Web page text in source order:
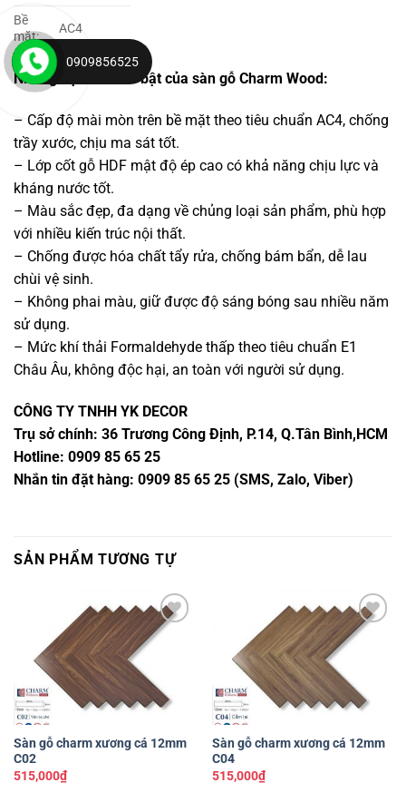
Bề
mặt:
AC4
Những đặc tính nổi bật của sàn gỗ Charm Wood:
– Cấp độ mài mòn trên bề mặt theo tiêu chuẩn AC4, chống
trầy xước, chịu ma sát tốt.
– Lớp cốt gỗ HDF mật độ ép cao có khả năng chịu lực và
kháng nước tốt.
– Màu sắc đẹp, đa dạng về chủng loại sản phẩm, phù hợp
với nhiều kiến trúc nội thất.
– Chống được hóa chất tẩy rửa, chống bám bẩn, dễ lau
chùi vệ sinh.
– Không phai màu, giữ được độ sáng bóng sau nhiều năm
sử dụng.
– Mức khí thải Formaldehyde thấp theo tiêu chuẩn E1
Châu Âu, không độc hại, an toàn với người sử dụng.
CÔNG TY TNHH YK DECOR
Trụ sở chính: 36 Trương Công Định, P.14, Q.Tân Bình,HCM
Hotline: 0909 85 65 25
Nhắn tin đặt hàng: 0909 85 65 25 (SMS, Zalo, Viber)
SẢN PHẨM TƯƠNG TỰ
Sàn gỗ charm xương cá 12mm
C02
515,000₫
Sàn gỗ charm xương cá 12mm
C04
515,000₫
0909856525